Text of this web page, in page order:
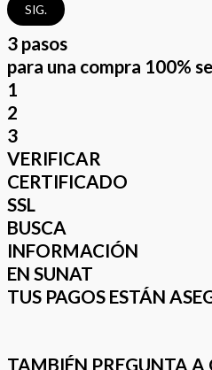
SIG.
3 pasos
para una compra 100%
1
2
3
VERIFICAR
CERTIFICADO
SSL
BUSCA
INFORMACIÓN
EN SUNAT
TUS PAGOS ESTÁN
TAMBIÉN PREGUNTA A